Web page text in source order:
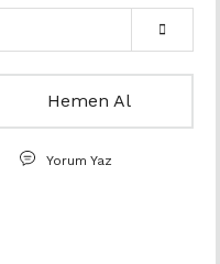
Hemen Al
Yorum Yaz